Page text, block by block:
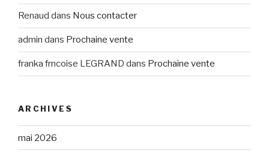
Renaud dans Nous contacter
admin dans Prochaine vente
franka frncoise LEGRAND dans Prochaine vente
ARCHIVES
mai 2026